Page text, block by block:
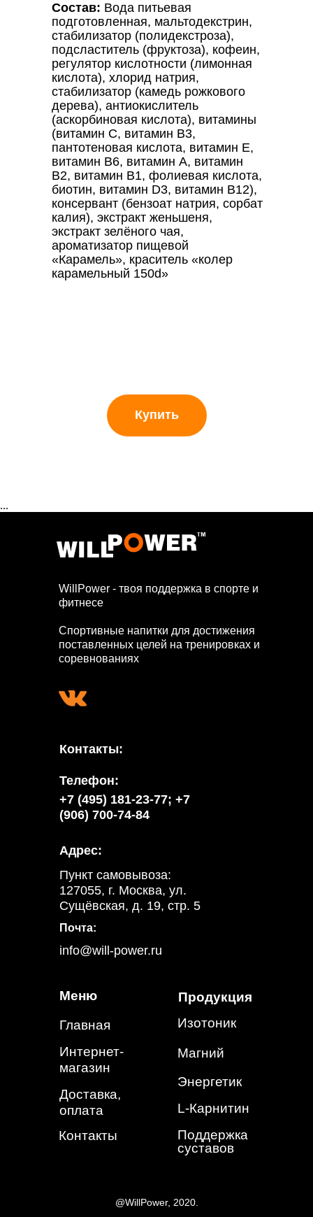
Состав: Вода питьевая
подготовленная, мальтодекстрин,
стабилизатор (полидекстроза),
подсластитель (фруктоза), кофеин,
регулятор кислотности (лимонная
кислота), хлорид натрия,
стабилизатор (камедь рожкового
дерева), антиокислитель
(аскорбиновая кислота), витамины
(витамин С, витамин В3,
пантотеновая кислота, витамин Е,
витамин В6, витамин А, витамин
В2, витамин В1, фолиевая кислота,
биотин, витамин D3, витамин В12),
консервант (бензоат натрия, сорбат
калия), экстракт женьшеня,
экстракт зелёного чая,
ароматизатор пищевой
«Карамель», краситель «колер
карамельный 150d»
Купить
...
WillPower - твоя поддержка в спорте и
фитнесе
Спортивные напитки для достижения
поставленных целей на тренировках и
соревнованиях
Меню
Главная
Интернет-
магазин
Доставка,
оплата
Контакты
Продукция
Изотоник
Магний
Энергетик
L-Карнитин
Поддержка
суставов
Контакты:
Телефон:
+7 (495) 181-23-77; +7
(906) 700-74-84
Пункт самовывоза:
127055, г. Москва, ул.
Сущёвская, д. 19, стр. 5
Адрес:
Почта:
info@will-power.ru
@WillPower, 2020.